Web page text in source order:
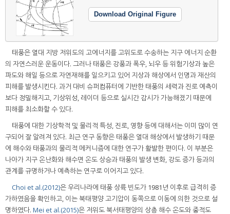
Download Original Figure
태풍은 열대 지방 저위도의 고에너지를 고위도로 수송하는 지구 에너지 순환
의 자연스러운 운동이다. 그러나 태풍은 강풍과 폭우, 뇌우 등 위험기상과 높은
파도와 해일 등으로 자연재해를 일으키고 있어 지상과 해상에서 인명과 재산의
피해를 발생시킨다. 과거 대비 슈퍼컴퓨터에 기반한 태풍의 세력과 진로 예측이
보다 정밀해지고, 기상위성, 레이더 등으로 실시간 감시가 가능해졌기 때문에
피해를 최소화할 수 있다.
태풍에 대한 기상학적 및 물리적 특성, 진로, 영향 등에 대해서는 이미 많이 연
구되어 잘 알려져 있다. 최근 연구 동향은 태풍은 열대 해상에서 발생하기 때문
에 해수와 태풍과의 물리적 메커니즘에 대한 연구가 활발한 편이다. 이 부분은
나아가 지구 온난화와 해수면 온도 상승과 태풍의 발생 변화, 강도 증가 등과의
관계를 규명하거나 예측하는 연구로 이어지고 있다.
Choi et al.(2012)은 우리나라에 태풍 상륙 빈도가 1981년 이후로 급격히 증
가하였음을 확인하고, 이는 북태평양 고기압이 동쪽으로 이동에 의한 것으로 설
명하였다. Mei et al.(2015)은 저위도 북서태평양의 상층 해수 온도와 중적도